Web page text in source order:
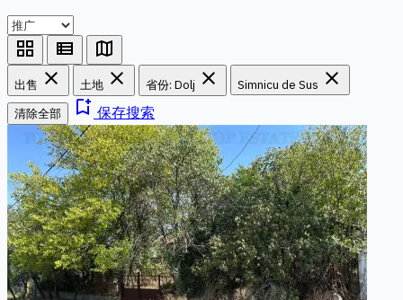
grid_view view_list map
出售 close 土地 close 省份: Dolj close Simnicu de Sus close
清除全部 bookmark_add 保存搜索